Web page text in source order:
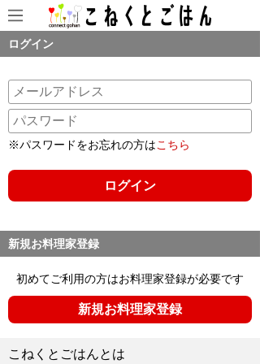
ログイン
※パスワードをお忘れの方はこちら
新規お料理家登録
初めてご利用の方はお料理家登録が必要です
新規お料理家登録
こねくとごはんとは